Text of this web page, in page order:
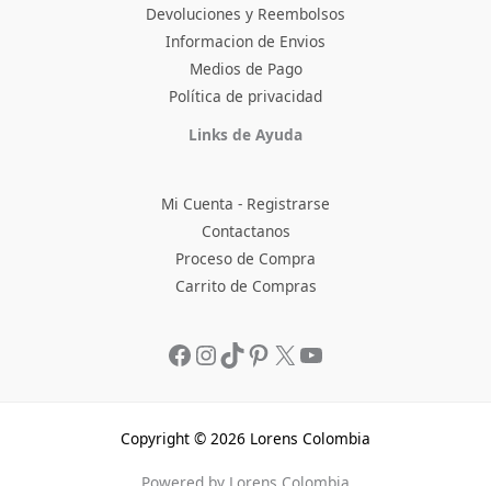
Devoluciones y Reembolsos
Informacion de Envios
Medios de Pago
Política de privacidad
Links de Ayuda
Mi Cuenta - Registrarse
Contactanos
Proceso de Compra
Carrito de Compras
Facebook
Instagram
TikTokPinterest
Copyright © 2026 Lorens Colombia
Powered by Lorens Colombia